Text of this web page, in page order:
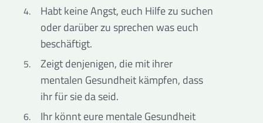
Habt keine Angst, euch Hilfe zu suchen
oder darüber zu sprechen was euch
beschäftigt.
Zeigt denjenigen, die mit ihrer
mentalen Gesundheit kämpfen, dass
ihr für sie da seid.
Ihr könnt eure mentale Gesundheit